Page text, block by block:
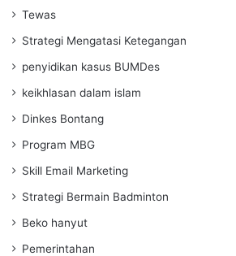
Tewas
Strategi Mengatasi Ketegangan
penyidikan kasus BUMDes
keikhlasan dalam islam
Dinkes Bontang
Program MBG
Skill Email Marketing
Strategi Bermain Badminton
Beko hanyut
Pemerintahan